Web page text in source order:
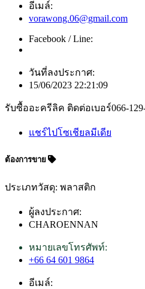
อีเมล์:
vorawong.06@gmail.com
Facebook / Line:
วันที่ลงประกาศ:
15/06/2023 22:21:09
รับซื้ออะครีลิค ติดต่อเบอร์066-129-
แชร์ไปโซเชียลมีเดีย
ต้องการขาย
ประเภทวัสดุ: พลาสติก
ผู้ลงประกาศ:
CHAROENNAN
หมายเลขโทรศัพท์:
+66 64 601 9864
อีเมล์: